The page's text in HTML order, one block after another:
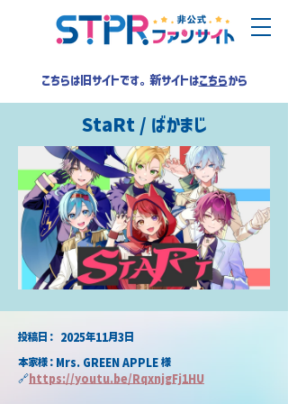
こちらは旧サイトです。新サイトはこちらから
StaRt / ばかまじ
2025年11月3日
​投稿日：
本家様：Mrs. GREEN APPLE 様
🔗https://youtu.be/RqxnjgFj1HU